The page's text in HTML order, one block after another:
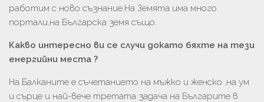
работим с ново съзнание.На Земята има много
портали,на Българска земя също.
Какво интересно ви се случи докато бяхте на тези
енергийни места ?
На Балканите е съчетанието на мъжко и женско ,на ум
и сърце и най-вече третата задача на Българите в